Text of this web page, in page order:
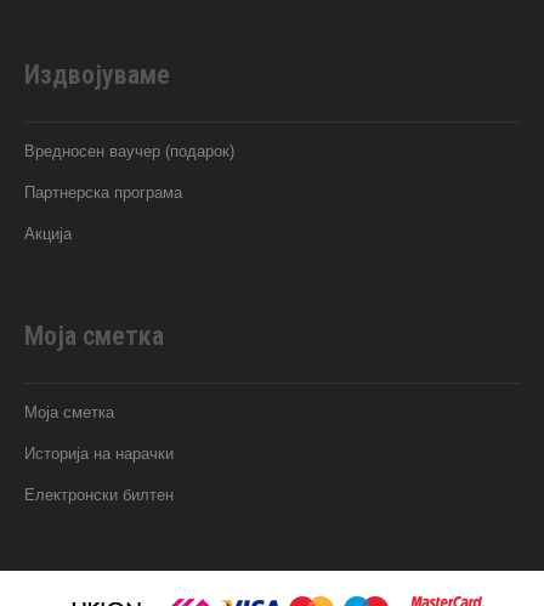
Издвојуваме
Вредносен ваучер (подарок)
Партнерска програма
Акција
Моја сметка
Моја сметка
Историја на нарачки
Електронски билтен